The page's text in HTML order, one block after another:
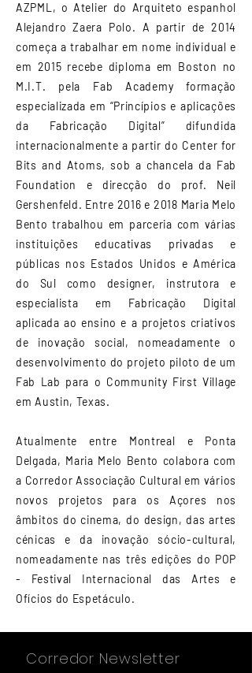
AZPML, o Atelier do Arquiteto espanhol
Alejandro Zaera Polo. A partir de 2014
começa a trabalhar em nome individual e
em 2015 recebe diploma em Boston no
M.I.T. pela Fab Academy formação
especializada em “Princípios e aplicações
da Fabricação Digital” difundida
internacionalmente a partir do Center for
Bits and Atoms, sob a chancela da Fab
Foundation e direcção do prof. Neil
Gershenfeld. Entre 2016 e 2018 Maria Melo
Bento trabalhou em parceria com várias
instituições educativas privadas e
públicas nos Estados Unidos e América
do Sul como designer, instrutora e
especialista em Fabricação Digital
aplicada ao ensino e a projetos criativos
de inovação social, nomeadamente o
desenvolvimento do projeto piloto de um
Fab Lab para o Community First Village
em Austin, Texas.
Atualmente entre Montreal e Ponta
Delgada, Maria Melo Bento colabora com
a Corredor Associação Cultural em vários
novos projetos para os Açores nos
âmbitos do cinema, do design, das artes
cénicas e da inovação sócio-cultural,
nomeadamente nas três edições do POP
- Festival Internacional das Artes e
Ofícios do Espetáculo.
Corredor Newsletter